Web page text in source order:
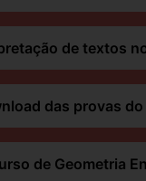
de textos
das provas do
de Geometria